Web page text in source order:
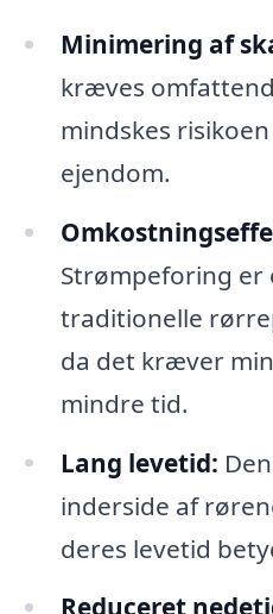
Minimering af
kræves
mindskes
ejendom.
Strømpeforing er
traditionelle
da det kræver
mindre tid.
Lang levetid:
inderside af
deres levetid